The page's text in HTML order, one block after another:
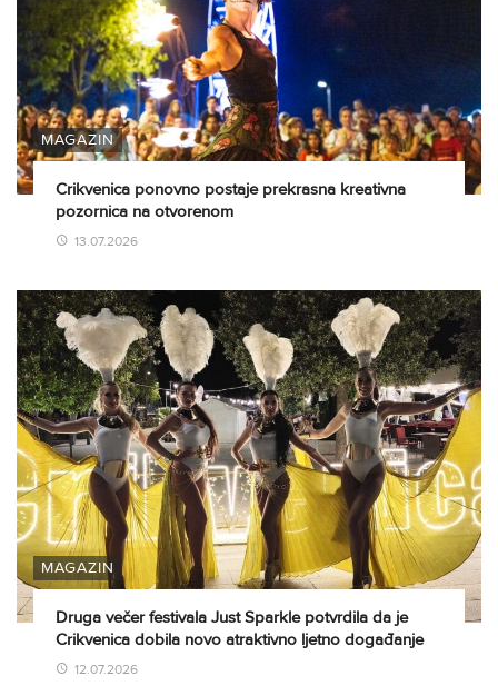
MAGAZIN
Crikvenica ponovno postaje prekrasna kreativna
pozornica na otvorenom
13.07.2026
MAGAZIN
Druga večer festivala Just Sparkle potvrdila da je
Crikvenica dobila novo atraktivno ljetno događanje
12.07.2026